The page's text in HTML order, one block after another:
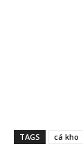
TAGS cá kho